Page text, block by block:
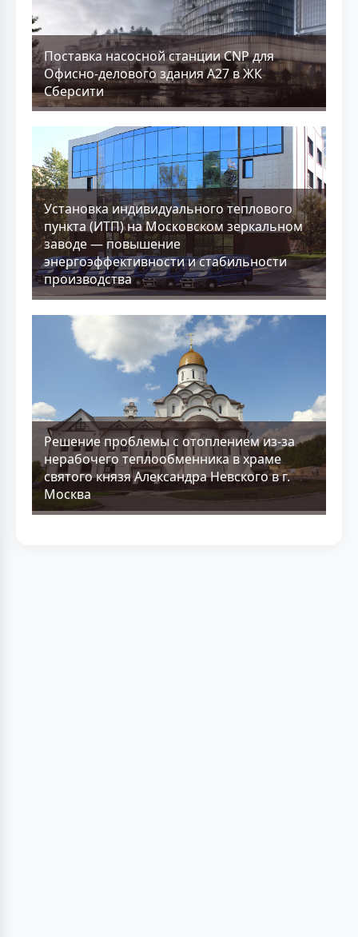
Поставка насосной станции CNP для
Офисно-делового здания А27 в ЖК
Сберсити
Установка индивидуального теплового
пункта (ИТП) на Московском зеркальном
заводе — повышение
энергоэффективности и стабильности
производства
Решение проблемы с отоплением из-за
нерабочего теплообменника в храме
святого князя Александра Невского в г.
Москва